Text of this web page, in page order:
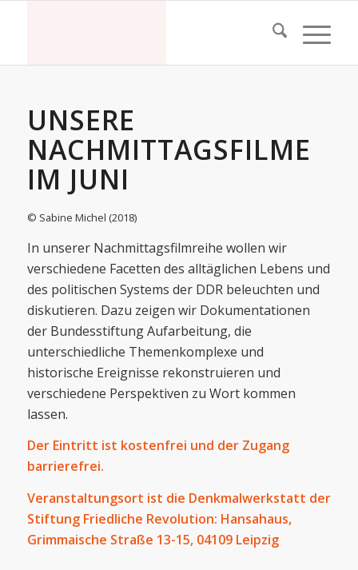
UNSERE
NACHMITTAGSFILME
IM JUNI
© Sabine Michel (2018)
In unserer Nachmittagsfilmreihe wollen wir
verschiedene Facetten des alltäglichen Lebens und
des politischen Systems der DDR beleuchten und
diskutieren. Dazu zeigen wir Dokumentationen
der Bundesstiftung Aufarbeitung, die
unterschiedliche Themenkomplexe und
historische Ereignisse rekonstruieren und
verschiedene Perspektiven zu Wort kommen
lassen.
Der Eintritt ist kostenfrei und der Zugang
barrierefrei.
Veranstaltungsort ist die Denkmalwerkstatt der
Stiftung Friedliche Revolution: Hansahaus,
Grimmaische Straße 13-15, 04109 Leipzig